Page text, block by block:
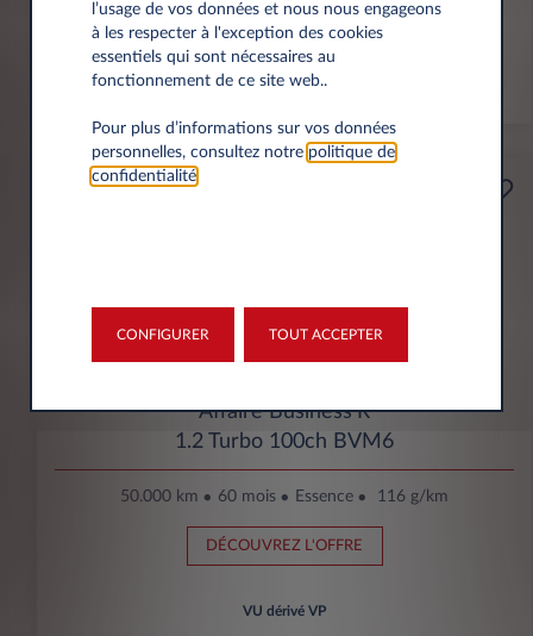
VU
En stock
Professionnels
Affaire Business'R
1.2 Turbo 100ch BVM6
50.000 km 60 mois Essence 116 g/km
DÉCOUVREZ L'OFFRE
VU dérivé VP
l’usage de vos données et nous nous engageons
à les respecter à l'exception des cookies
essentiels qui sont nécessaires au
fonctionnement de ce site web..
Pour plus d’informations sur vos données
personnelles, consultez notre politique de
confidentialité.
CONFIGURER TOUT ACCEPTER